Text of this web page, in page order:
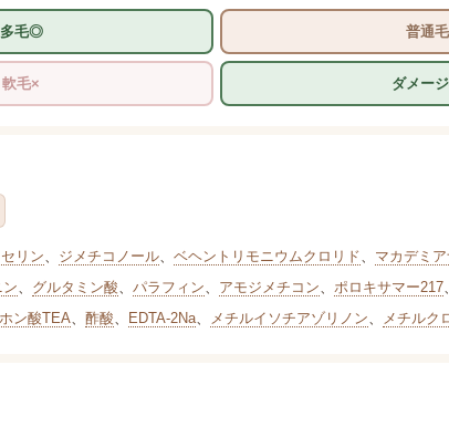
多毛◎ 普通
毛× ダメー
リン、 ジメチコノール、 ベヘントリモニウムクロリド、 マカデミ
ン、 グルタミン酸、 パラフィン、 アモジメチコン、 ポロキサマー217、
ン酸TEA、 酢酸、 EDTA-2Na、 メチルイソチアゾリノン、 メチルク